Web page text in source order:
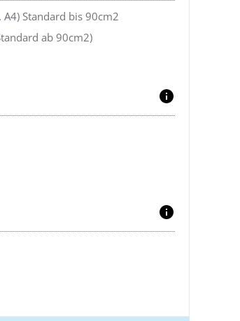
Standard bis 90cm2
ab 90cm2)